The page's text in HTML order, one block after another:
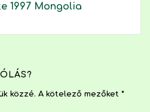
1997 Mongolia
közzé. A kötelező mezőket *